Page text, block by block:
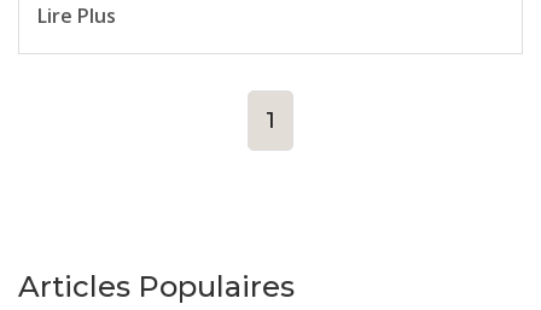
Lire Plus
1
Articles Populaires